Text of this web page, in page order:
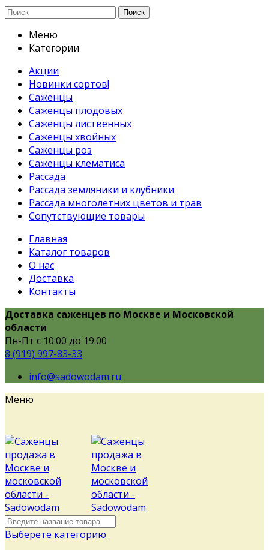
Поиск
Меню
Категории
Акции
Новинки сортов!
Саженцы
Саженцы плодовых
Саженцы лиственных
Саженцы хвойных
Саженцы роз
Саженцы клематиса
Рассада
Рассада земляники и клубники
Рассада многолетних цветов и трав
Сопутствующие товары
Главная
Каталог товаров
О нас
Доставка
Контакты
Доставка саженцев по Москве и Московской
области
Пн-Пт с 10:00 до 19:00
8 (919) 997-83-33
info@sadowodam.ru
Меню
Выберете категорию